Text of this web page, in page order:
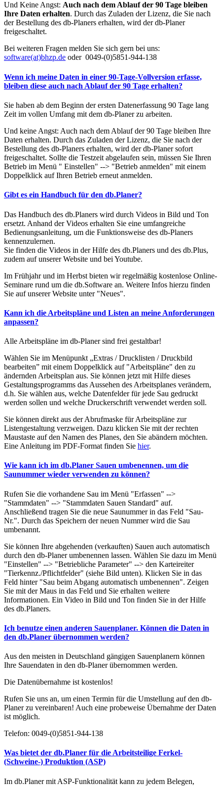
Und Keine Angst: Auch nach dem Ablauf der 90 Tage bleiben
Ihre Daten erhalten. Durch das Zuladen der Lizenz, die Sie nach
der Bestellung des db-Planers erhalten, wird der db-Planer
freigeschaltet.
Bei weiteren Fragen melden Sie sich gern bei uns:
software(at)bhzp.de oder 0049-(0)5851-944-138
Wenn ich meine Daten in einer 90-Tage-Vollversion erfasse,
bleiben diese auch nach Ablauf der 90 Tage erhalten?
Sie haben ab dem Beginn der ersten Datenerfassung 90 Tage lang
Zeit im vollen Umfang mit dem db-Planer zu arbeiten.
Und keine Angst: Auch nach dem Ablauf der 90 Tage bleiben Ihre
Daten erhalten. Durch das Zuladen der Lizenz, die Sie nach der
Bestellung des db-Planers erhalten, wird der db-Planer sofort
freigeschaltet. Sollte die Testzeit abgelaufen sein, müssen Sie Ihren
Betrieb im Menü " Einstellen" --> "Betrieb anmelden" mit einem
Doppelklick auf Ihren Betrieb erneut anmelden.
Gibt es ein Handbuch für den db.Planer?
Das Handbuch des db.Planers wird durch Videos in Bild und Ton
ersetzt. Anhand der Videos erhalten Sie eine umfangreiche
Bedienungsanleitung, um die Funktionsweise des db-Planers
kennenzulernen.
Sie finden die Videos in der Hilfe des db.Planers und des db.Plus,
zudem auf unserer Website und bei Youtube.
Im Frühjahr und im Herbst bieten wir regelmäßig kostenlose Online-
Seminare rund um die db.Software an. Weitere Infos hierzu finden
Sie auf unserer Website unter "Neues".
Kann ich die Arbeitspläne und Listen an meine Anforderungen
anpassen?
Alle Arbeitspläne im db-Planer sind frei gestaltbar!
Wählen Sie im Menüpunkt „Extras / Drucklisten / Druckbild
bearbeiten” mit einem Doppelklick auf "Arbeitspläne" den zu
ändernden Arbeitsplan aus. Sie können jetzt mit Hilfe dieses
Gestaltungsprogramms das Aussehen des Arbeitsplanes verändern,
d.h. Sie wählen aus, welche Datenfelder für jede Sau gedruckt
werden sollen und welche Druckerschrift verwendet werden soll.
Sie können direkt aus der Abrufmaske für Arbeitspläne zur
Listengestaltung verzweigen. Dazu klicken Sie mit der rechten
Maustaste auf den Namen des Planes, den Sie abändern möchten.
Eine Anleitung im PDF-Format finden Sie hier.
Wie kann ich im db.Planer Sauen umbenennen, um die
Saunummer wieder verwenden zu können?
Rufen Sie die vorhandene Sau im Menü "Erfassen" -->
"Stammdaten" --> "Stammdaten Sauen Standard" auf.
Anschließend tragen Sie die neue Saunummer in das Feld "Sau-
Nr.". Durch das Speichern der neuen Nummer wird die Sau
umbenannt.
Sie können Ihre abgehenden (verkauften) Sauen auch automatisch
durch den db-Planer umbenennen lassen. Wählen Sie dazu im Menü
"Einstellen" --> "Betriebliche Parameter" --> den Karteireiter
"Tierkennz./Pflichtfelder" (siehe Bild unten). Klicken Sie in das
Feld hinter "Sau beim Abgang automatisch umbenennen". Zeigen
Sie mit der Maus in das Feld und Sie erhalten weitere
Informationen. Ein Video in Bild und Ton finden Sie in der Hilfe
des db.Planers.
Ich benutze einen anderen Sauenplaner. Können die Daten in
den db.Planer übernommen werden?
Aus den meisten in Deutschland gängigen Sauenplanern können
Ihre Sauendaten in den db-Planer übernommen werden.
Die Datenübernahme ist kostenlos!
Rufen Sie uns an, um einen Termin für die Umstellung auf den db-
Planer zu vereinbaren! Auch eine probeweise Übernahme der Daten
ist möglich.
Telefon: 0049-(0)5851-944-138
Was bietet der db.Planer für die Arbeitsteilige Ferkel-
(Schweine-) Produktion (ASP)
Im db.Planer mit ASP-Funktionalität kann zu jedem Belegen,